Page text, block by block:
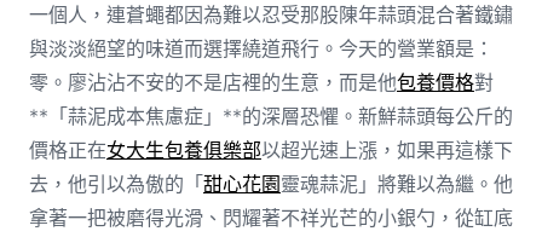
一個人，連蒼蠅都因為難以忍受那股陳年蒜頭混合著鐵鏽
與淡淡絕望的味道而選擇繞道飛行。今天的營業額是：
零。廖沾沾不安的不是店裡的生意，而是他包養價格對
**「蒜泥成本焦慮症」**的深層恐懼。新鮮蒜頭每公斤的
價格正在女大生包養俱樂部以超光速上漲，如果再這樣下
去，他引以為傲的「甜心花園靈魂蒜泥」將難以為繼。他
拿著一把被磨得光滑、閃耀著不祥光芒的小銀勺，從缸底